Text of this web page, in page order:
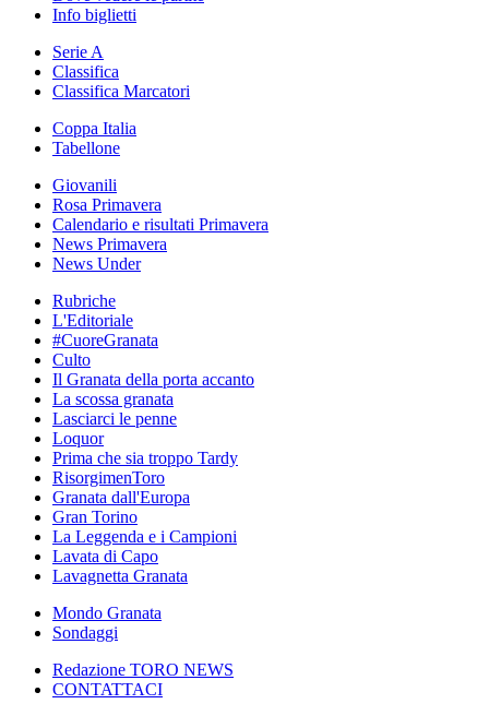
Info biglietti
Serie A
Classifica
Classifica Marcatori
Coppa Italia
Tabellone
Giovanili
Rosa Primavera
Calendario e risultati Primavera
News Primavera
News Under
Rubriche
L'Editoriale
#CuoreGranata
Culto
Il Granata della porta accanto
La scossa granata
Lasciarci le penne
Loquor
Prima che sia troppo Tardy
RisorgimenToro
Granata dall'Europa
Gran Torino
La Leggenda e i Campioni
Lavata di Capo
Lavagnetta Granata
Mondo Granata
Sondaggi
Redazione TORO NEWS
CONTATTACI